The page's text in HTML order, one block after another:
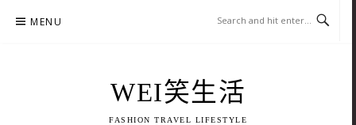
MENU
WEI笑生活
FASHION TRAVEL LIFESTYLE